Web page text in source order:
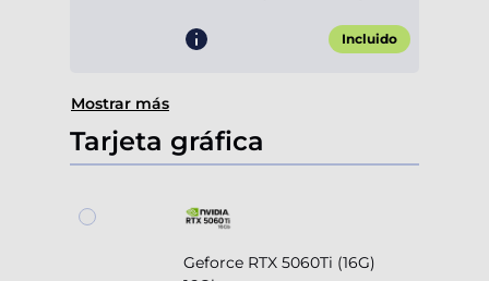
Incluido
Mostrar más
Tarjeta gráfica
Geforce RTX 5060Ti (16G)